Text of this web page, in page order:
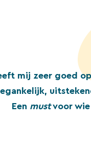
mij zeer goed
Een mustvoor wie